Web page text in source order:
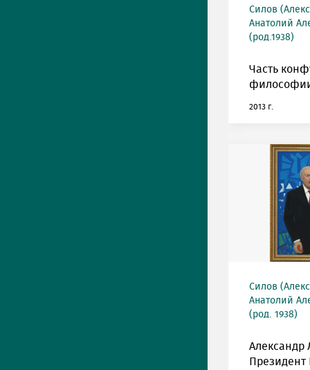
Силов
Анатолий
(род.1938)
Часть
2013 г.
Силов
Анатолий
(род. 1938)
Александр
Президент